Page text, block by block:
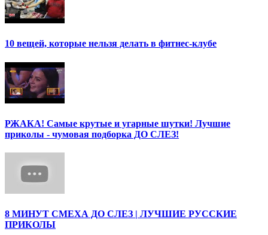
10 вещей, которые нельзя делать в фитнес-клубе
РЖАКА! Самые крутые и угарные шутки! Лучшие
приколы - чумовая подборка ДО СЛЕЗ!
8 МИНУТ СМЕХА ДО СЛЕЗ | ЛУЧШИЕ РУССКИЕ
ПРИКОЛЫ